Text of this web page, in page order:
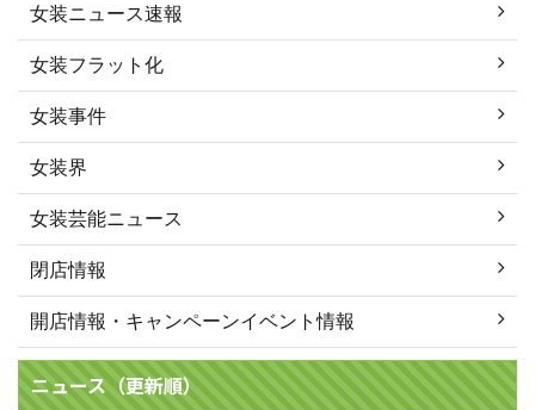
女装ニュース速報
女装フラット化
女装事件
女装界
女装芸能ニュース
閉店情報
開店情報・キャンペーンイベント情報
ニュース（更新順）